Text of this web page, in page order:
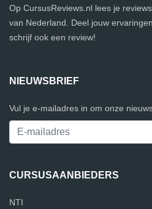
Op CursusReviews.nl lees je
van Nederland. Deel jouw
schrijf ook een review!
NIEUWSBRIEF
Vul je e-mailadres in om onze
CURSUSAANBIEDERS
NTI